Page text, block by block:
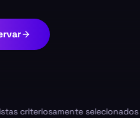
selecionados